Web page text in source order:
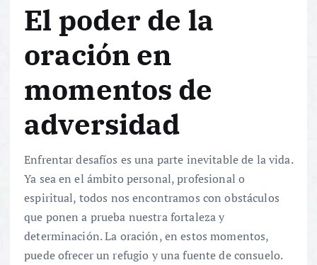
El poder de la
oración en
momentos de
adversidad
Enfrentar desafíos es una parte inevitable de la vida.
Ya sea en el ámbito personal, profesional o
espiritual, todos nos encontramos con obstáculos
que ponen a prueba nuestra fortaleza y
determinación. La oración, en estos momentos,
puede ofrecer un refugio y una fuente de consuelo.